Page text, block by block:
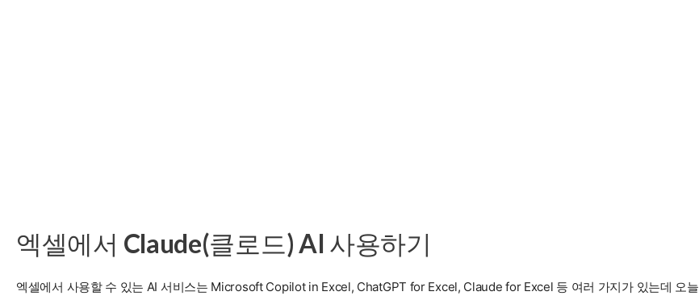
엑셀에서 Claude(클로드) AI 사용하기
엑셀에서 사용할 수 있는 AI 서비스는 Microsoft Copilot in Excel, ChatGPT for Excel, Claude for Excel 등 여러 가지가 있는데 오늘